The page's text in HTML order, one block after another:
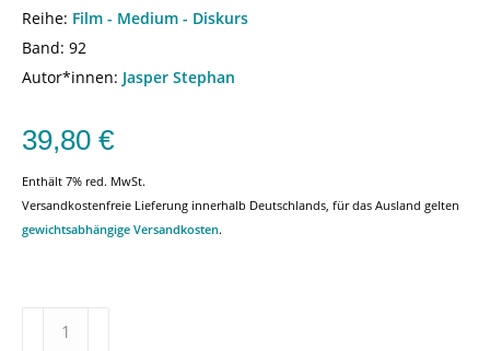
Reihe: Film - Medium - Diskurs
Band: 92
Autor*innen: Jasper Stephan
39,80 €
Enthält 7% red. MwSt.
Versandkostenfreie Lieferung innerhalb Deutschlands, für das Ausland gelten
gewichtsabhängige Versandkosten.